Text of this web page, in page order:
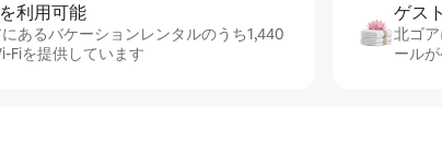
利⁠用⁠可⁠能
あるバケーションレンタルのうち1,440
Fiを提供しています
ゲス
北ゴ
ール